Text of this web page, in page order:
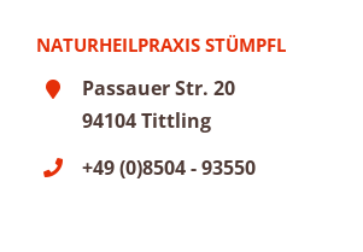
NATURHEILPRAXIS STÜMPFL
Passauer Str. 20
94104 Tittling
+49 (0)8504 - 93550